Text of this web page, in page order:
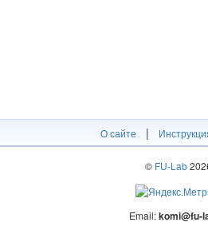
О сайте |
© FU-Lab
Email:komi@fu-